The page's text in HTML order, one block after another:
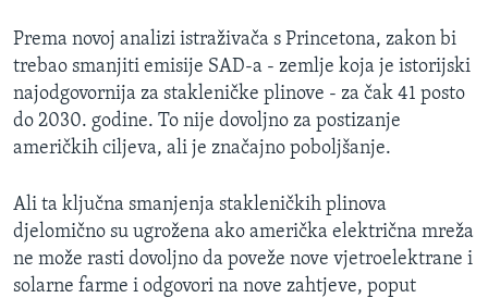
Prema novoj analizi istraživača s Princetona, zakon bi
trebao smanjiti emisije SAD-a - zemlje koja je istorijski
najodgovornija za stakleničke plinove - za čak 41 posto
do 2030. godine. To nije dovoljno za postizanje
američkih ciljeva, ali je značajno poboljšanje.
Ali ta ključna smanjenja stakleničkih plinova
djelomično su ugrožena ako američka električna mreža
ne može rasti dovoljno da poveže nove vjetroelektrane i
solarne farme i odgovori na nove zahtjeve, poput